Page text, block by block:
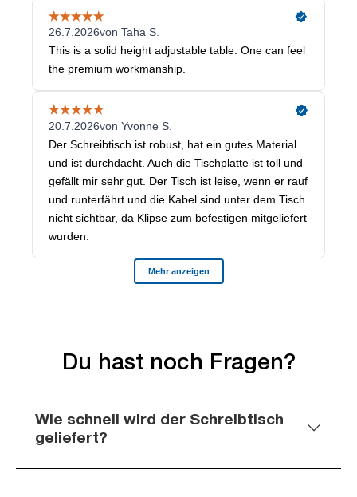
Du hast noch Fragen?
Wie schnell wird der Schreibtisch
geliefert?